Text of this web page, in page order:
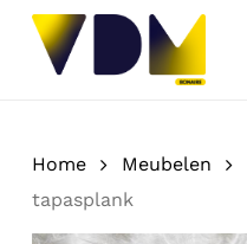
Skip
Cart
Home Meubelen
tapasplank